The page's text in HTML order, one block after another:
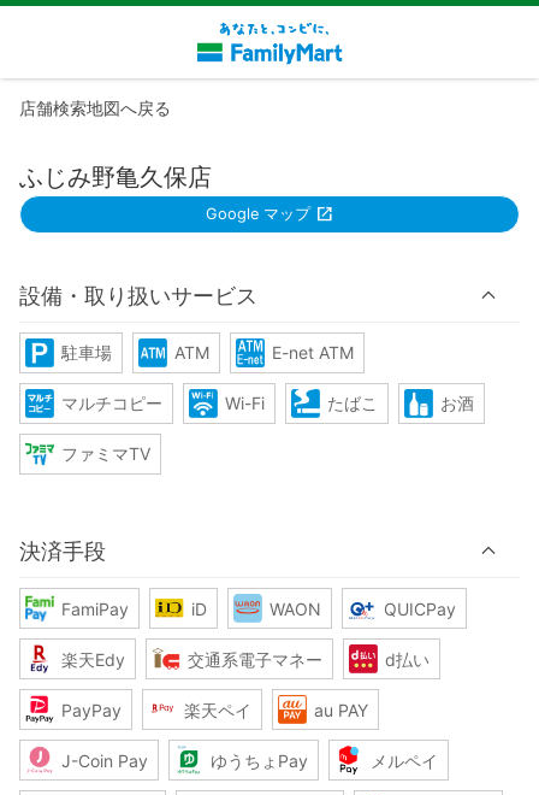
店舗検索地図へ戻る
ふじみ野亀久保店
Google マップ
設備・取り扱いサービス
駐車場 ATM E-net ATM
マルチコピー Wi-Fi たばこ お酒
ファミマTV
決済手段
FamiPay iD WAON QUICPay
楽天Edy 交通系電子マネー d払い
PayPay 楽天ペイ au PAY
J-Coin Pay ゆうちょPay メルペイ